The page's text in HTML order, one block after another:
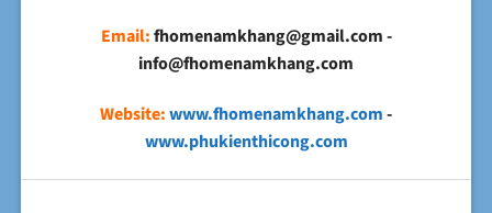
Email:fhomenamkhang@gmail.com -
info@fhomenamkhang.com
Website:www.fhomenamkhang.com-
www.phukienthicong.com